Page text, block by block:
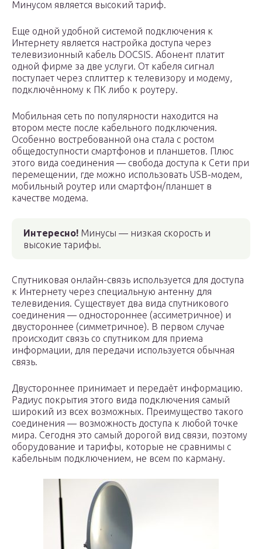
Минусом является высокий тариф.
Еще одной удобной системой подключения к
Интернету является настройка доступа через
телевизионный кабель DOCSIS. Абонент платит
одной фирме за две услуги. От кабеля сигнал
поступает через сплиттер к телевизору и модему,
подключённому к ПК либо к роутеру.
Мобильная сеть по популярности находится на
втором месте после кабельного подключения.
Особенно востребованной она стала с ростом
общедоступности смартфонов и планшетов. Плюс
этого вида соединения — свобода доступа к Сети при
перемещении, где можно использовать USB-модем,
мобильный роутер или смартфон/планшет в
качестве модема.
Интересно! Минусы — низкая скорость и
высокие тарифы.
Спутниковая онлайн-связь используется для доступа
к Интернету через специальную антенну для
телевидения. Существует два вида спутникового
соединения — одностороннее (ассиметричное) и
двустороннее (симметричное). В первом случае
происходит связь со спутником для приема
информации, для передачи используется обычная
связь.
Двустороннее принимает и передаёт информацию.
Радиус покрытия этого вида подключения самый
широкий из всех возможных. Преимущество такого
соединения — возможность доступа к любой точке
мира. Сегодня это самый дорогой вид связи, поэтому
оборудование и тарифы, которые не сравнимы с
кабельным подключением, не всем по карману.